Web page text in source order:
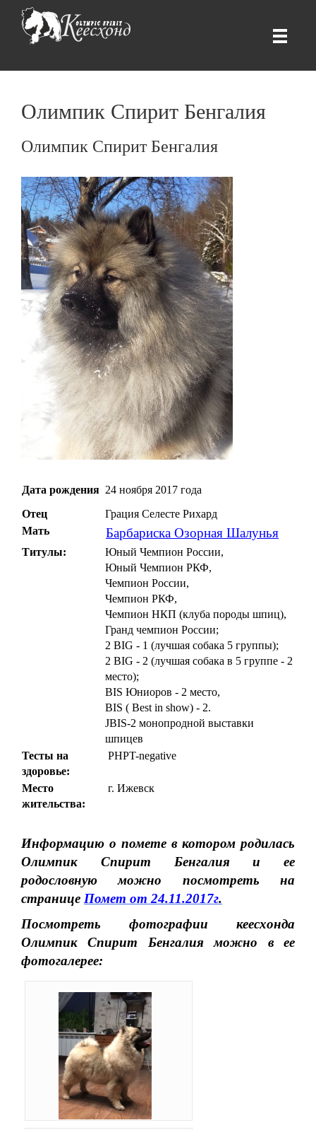
Олимпик Спирит Бенгалия
Олимпик Спирит Бенгалия
Дата рождения 24 ноября 2017 года
Отец
Грация Селесте Рихард
Мать
Барбариска Озорная Шалунья
Титулы:
Юный Чемпион России,
Юный Чемпион РКФ,
Чемпион России,
Чемпион РКФ,
Чемпион НКП (клуба породы шпиц),
Гранд чемпион России;
2 BIG - 1 (лучшая собака 5 группы);
2 BIG - 2 (лучшая собака в 5 группе - 2
место);
BIS Юниоров - 2 место,
BIS ( Best in show) - 2.
JBIS-2 монопродной выставки
шпицев
Тесты на
здоровье:
PHPT-negative
Место
жительства:
г. Ижевск
Информацию о помете в котором родилась
Олимпик Спирит Бенгалия и ее
родословную можно посмотреть на
странице Помет от 24.11.2017г.
Посмотреть фотографии кеесхонда
Олимпик Спирит Бенгалия можно в ее
фотогалерее: